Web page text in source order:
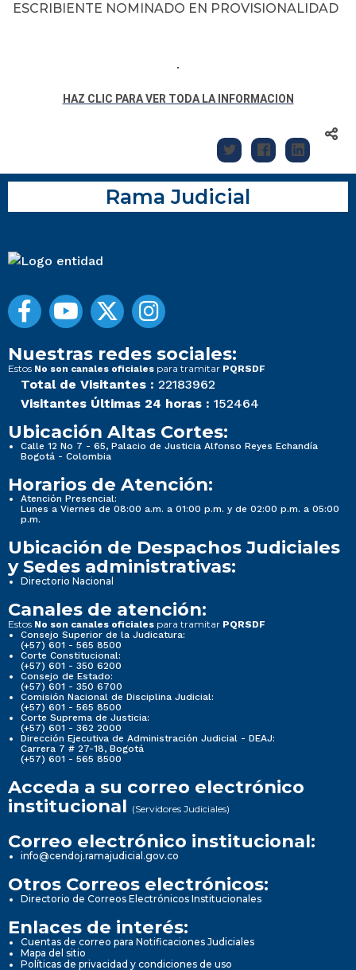
ESCRIBIENTE NOMINADO EN PROVISIONALIDAD
HAZ CLIC PARA VER TODA LA INFORMACION
Rama Judicial
Nuestras redes sociales:
Estos No son canales oficiales para tramitar PQRSDF
Total de Visitantes : 22183962
Visitantes Últimas 24 horas : 152464
Ubicación Altas Cortes:
Calle 12 No 7 - 65, Palacio de Justicia Alfonso Reyes Echandía
Bogotá - Colombia
Horarios de Atención:
Atención Presencial:
Lunes a Viernes de 08:00 a.m. a 01:00 p.m. y de 02:00 p.m. a 05:00
p.m.
Ubicación de Despachos Judiciales
y Sedes administrativas:
Directorio Nacional
Canales de atención:
Estos No son canales oficiales para tramitar PQRSDF
Consejo Superior de la Judicatura:
(+57) 601 - 565 8500
Corte Constitucional:
(+57) 601 - 350 6200
Consejo de Estado:
(+57) 601 - 350 6700
Comisión Nacional de Disciplina Judicial:
(+57) 601 - 565 8500
Corte Suprema de Justicia:
(+57) 601 - 362 2000
Dirección Ejecutiva de Administración Judicial - DEAJ:
Carrera 7 # 27-18, Bogotá
(+57) 601 - 565 8500
Acceda a su correo electrónico
institucional (Servidores Judiciales)
Correo electrónico institucional:
info@cendoj.ramajudicial.gov.co
Otros Correos electrónicos:
Directorio de Correos Electrónicos Institucionales
Enlaces de interés:
Cuentas de correo para Notificaciones Judiciales
Mapa del sitio
Políticas de privacidad y condiciones de uso